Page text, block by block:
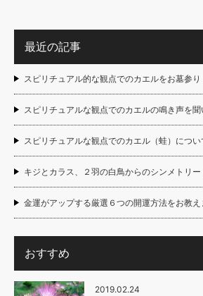
最近の記事
スピリチュアル的な観点でのカエルをお墓参
スピリチュアルな観点でのカエルの鳴き声を
スピリチュアルな観点でのカエル（蛙）につい
キジとカラス、２羽の白鳥からのシンメトリ
金運がアップする厳選６つの開運方法をお教え
おすすめ
2019.02.24